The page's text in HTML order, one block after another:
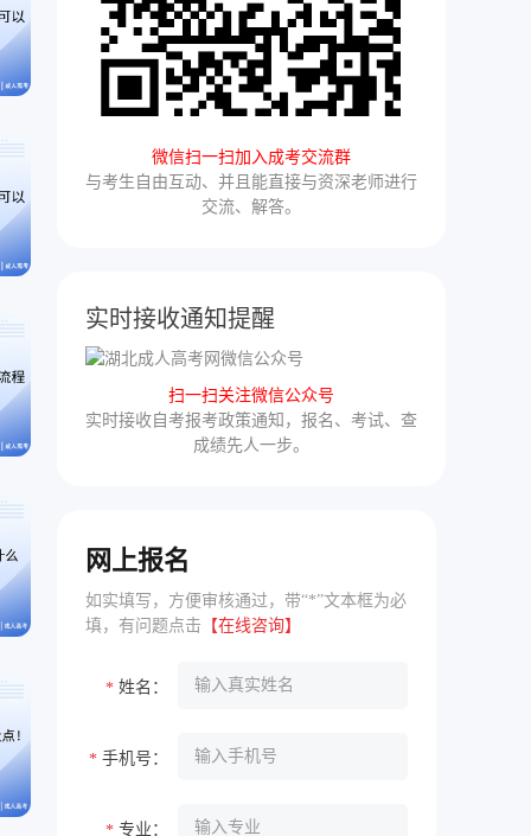
微信扫一扫加入成考交流群
与考生自由互动、并且能直接与资深老师进行
交流、解答。
实时接收通知提醒
扫一扫关注微信公众号
实时接收自考报考政策通知，报名、考试、查
成绩先人一步。
网上报名
如实填写，方便审核通过，带“*”文本框为必
填，有问题点击 【在线咨询】
* 姓名：
* 手机号：
* 专业：